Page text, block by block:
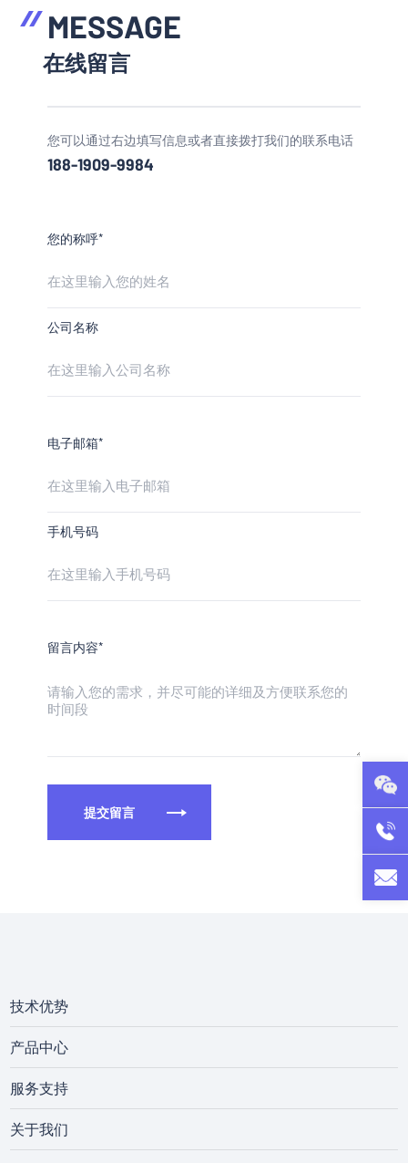
MESSAGE
在线留言
您可以通过右边填写信息或者直接拨打我们的联系电话
188-1909-9984
您的称呼*
公司名称
电子邮箱*
手机号码
留言内容*
提交留言
技术优势
产品中心
服务支持
关于我们